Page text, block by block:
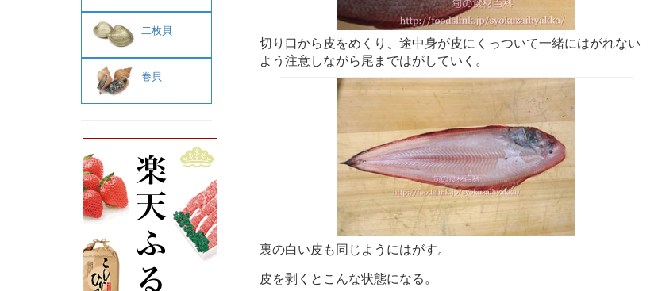
切り口から皮をめくり、途中身が皮にくっついて一緒にはがれない
よう注意しながら尾まではがしていく。
裏の白い皮も同じようにはがす。
皮を剥くとこんな状態になる。
二枚貝
巻貝